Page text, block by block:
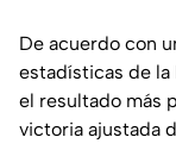
De acuerdo con
estadísticas de la
el resultado más
victoria ajustada